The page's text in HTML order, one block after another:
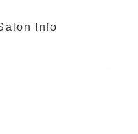
Info